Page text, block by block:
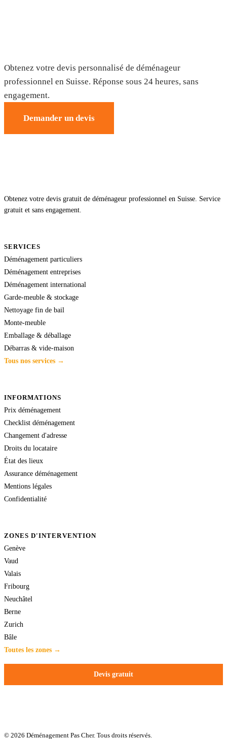
Obtenez votre devis personnalisé de déménageur
professionnel en Suisse. Réponse sous 24 heures, sans
engagement.
Demander un devis
Obtenez votre devis gratuit de déménageur professionnel en Suisse. Service
gratuit et sans engagement.
SERVICES
Déménagement particuliers
Déménagement entreprises
Déménagement international
Garde-meuble & stockage
Nettoyage fin de bail
Monte-meuble
Emballage & déballage
Débarras & vide-maison
Tous nos services →
INFORMATIONS
Prix déménagement
Checklist déménagement
Changement d'adresse
Droits du locataire
État des lieux
Assurance déménagement
Mentions légales
Confidentialité
ZONES D'INTERVENTION
Genève
Vaud
Valais
Fribourg
Neuchâtel
Berne
Zurich
Bâle
Toutes les zones →
Devis gratuit
© 2026 Déménagement Pas Cher. Tous droits réservés.